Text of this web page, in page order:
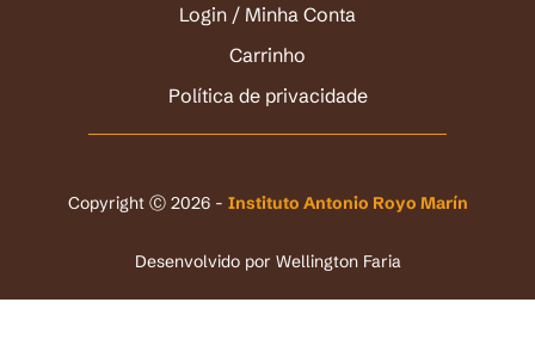
Login / Minha Conta
Carrinho
Política de privacidade
Copyright Ⓒ 2026 - Instituto Antonio Royo Marín
Desenvolvido por Wellington Faria